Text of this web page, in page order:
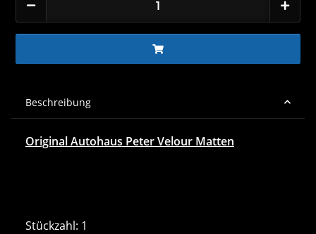
Beschreibung
Original Autohaus Peter Velour Matten
Stückzahl: 1